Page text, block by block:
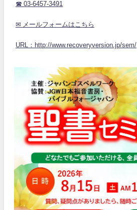
☎ 03-6457-3491
✉ メールフォームはこちら
URL：http://www.recoveryversion.jp/sem/